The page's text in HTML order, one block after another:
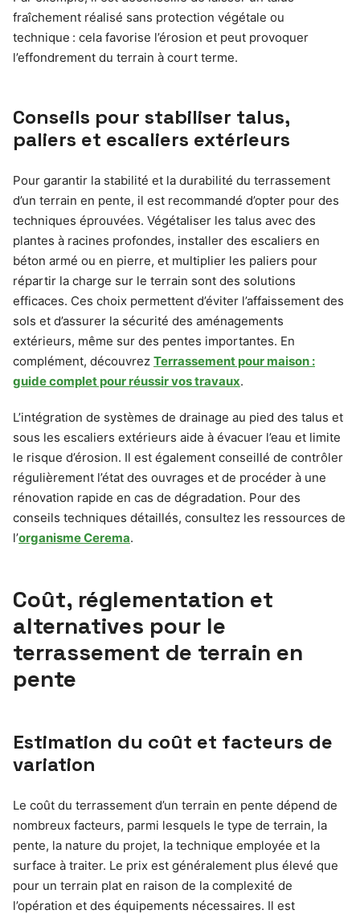
fraîchement réalisé sans protection végétale ou
technique : cela favorise l’érosion et peut provoquer
l’effondrement du terrain à court terme.
Conseils pour stabiliser talus,
paliers et escaliers extérieurs
Pour garantir la stabilité et la durabilité du terrassement
d’un terrain en pente, il est recommandé d’opter pour des
techniques éprouvées. Végétaliser les talus avec des
plantes à racines profondes, installer des escaliers en
béton armé ou en pierre, et multiplier les paliers pour
répartir la charge sur le terrain sont des solutions
efficaces. Ces choix permettent d’éviter l’affaissement des
sols et d’assurer la sécurité des aménagements
extérieurs, même sur des pentes importantes. En
complément, découvrez Terrassement pour maison :
guide complet pour réussir vos travaux.
L’intégration de systèmes de drainage au pied des talus et
sous les escaliers extérieurs aide à évacuer l’eau et limite
le risque d’érosion. Il est également conseillé de contrôler
régulièrement l’état des ouvrages et de procéder à une
rénovation rapide en cas de dégradation. Pour des
conseils techniques détaillés, consultez les ressources de
l’organisme Cerema.
Coût, réglementation et
alternatives pour le
terrassement de terrain en
pente
Estimation du coût et facteurs de
variation
Le coût du terrassement d’un terrain en pente dépend de
nombreux facteurs, parmi lesquels le type de terrain, la
pente, la nature du projet, la technique employée et la
surface à traiter. Le prix est généralement plus élevé que
pour un terrain plat en raison de la complexité de
l’opération et des équipements nécessaires. Il est